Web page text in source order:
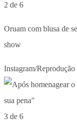
2 de 6
Oruam com blusa de
show
Instagram/Reprodução
3 de 6